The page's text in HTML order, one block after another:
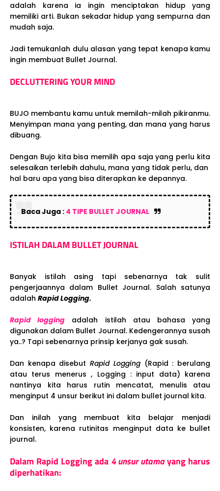
adalah karena ia ingin menciptakan hidup yang
memiliki arti. Bukan sekadar hidup yang sempurna dan
mudah saja.
Jadi temukanlah dulu alasan yang tepat kenapa kamu
ingin membuat Bullet Journal.
DECLUTTERING YOUR MIND
BUJO membantu kamu untuk memilah-milah pikiranmu.
Menyimpan mana yang penting, dan mana yang harus
dibuang.
Dengan Bujo kita bisa memilih apa saja yang perlu kita
selesaikan terlebih dahulu, mana yang tidak perlu, dan
hal baru apa yang bisa diterapkan ke depannya.
Baca Juga : 4 TIPE BULLET JOURNAL
ISTILAH DALAM BULLET JOURNAL
Banyak istilah asing tapi sebenarnya tak sulit
pengerjaannya dalam Bullet Journal. Salah satunya
adalah Rapid Logging.
Rapid logging adalah istilah atau bahasa yang
digunakan dalam Bullet Journal. Kedengerannya susah
ya..? Tapi sebenarnya prinsip kerjanya gak susah.
Dan kenapa disebutRapid Logging(Rapid : berulang
atau terus menerus , Logging : input data) karena
nantinya kita harus rutin mencatat, menulis atau
menginput 4 unsur berikut ini dalam bullet journal kita.
Dan inilah yang membuat kita belajar menjadi
konsisten, karena rutinitas menginput data ke bullet
journal.
Dalam Rapid Logging ada 4 unsur utamayang harus
diperhatikan: